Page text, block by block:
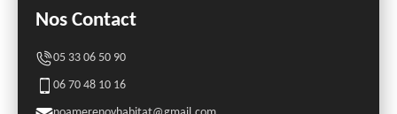
Nos Contact
05 33 06 50 90
06 70 48 10 16